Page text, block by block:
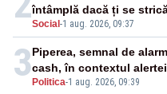
Social -1 aug. 2026, 09:37
întâmplă dacă ți se
3 Politica-1 aug. 2026, 09:39
Piperea, semnal de
cash, în contextul